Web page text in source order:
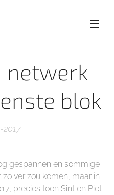
netwerk
blok
2017
gespannen en sommige
ver zou komen, maar in
precies toen Sint en Piet